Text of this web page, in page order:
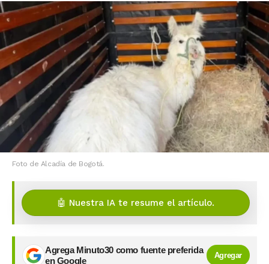
Foto de Alcadía de Bogotá.
🤖 Nuestra IA te resume el artículo.
Agrega Minuto30 como fuente preferida
en Google
Agregar